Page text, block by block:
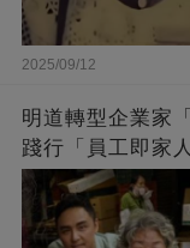
2025/09/12
明道轉型企業家
踐行「員工即家
闆的福報